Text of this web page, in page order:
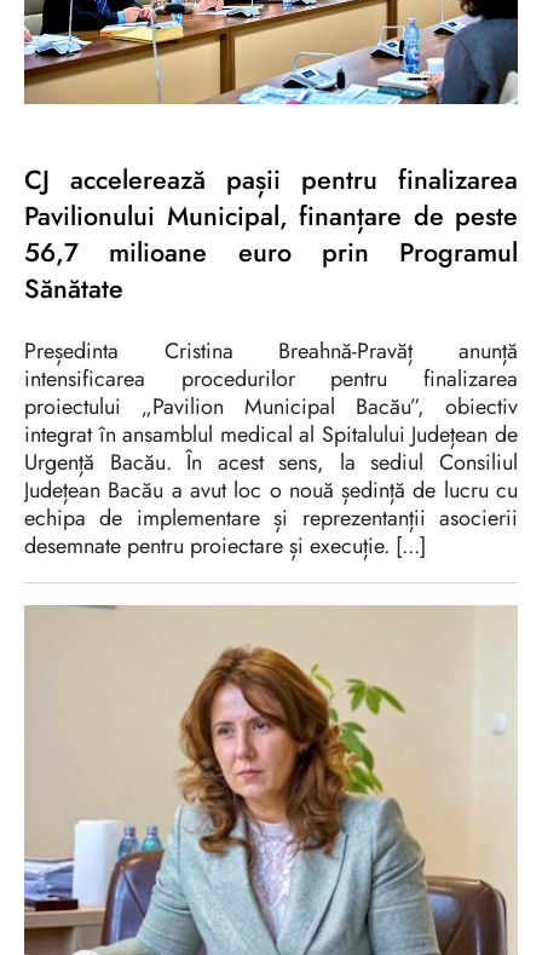
CJ accelerează pașii pentru finalizarea
Pavilionului Municipal, finanțare de peste
56,7 milioane euro prin Programul
Sănătate
Președinta Cristina Breahnă-Pravăț anunță
intensificarea procedurilor pentru finalizarea
proiectului „Pavilion Municipal Bacău”, obiectiv
integrat în ansamblul medical al Spitalului Județean de
Urgență Bacău. În acest sens, la sediul Consiliul
Județean Bacău a avut loc o nouă ședință de lucru cu
echipa de implementare și reprezentanții asocierii
desemnate pentru proiectare și execuție. [...]